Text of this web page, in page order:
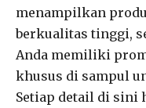
menampilkan
berkualitas tinggi,
Anda memiliki
khusus di sampul
Setiap detail di sini